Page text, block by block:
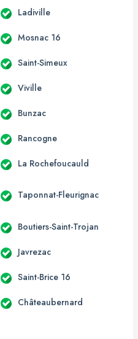
Ladiville
Mosnac 16
Saint-Simeux
Viville
Bunzac
Rancogne
La Rochefoucauld
Taponnat-Fleurignac
Boutiers-Saint-Trojan
Javrezac
Saint-Brice 16
Châteaubernard